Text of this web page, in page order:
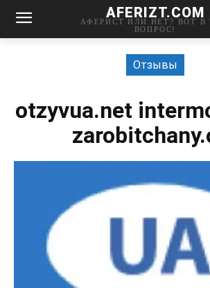
AFERIZT.COM
АФЕРИСТ ИЛИ НЕТ? ВОТ В
ВОПРОС!
Отзывы
otzyvua.net